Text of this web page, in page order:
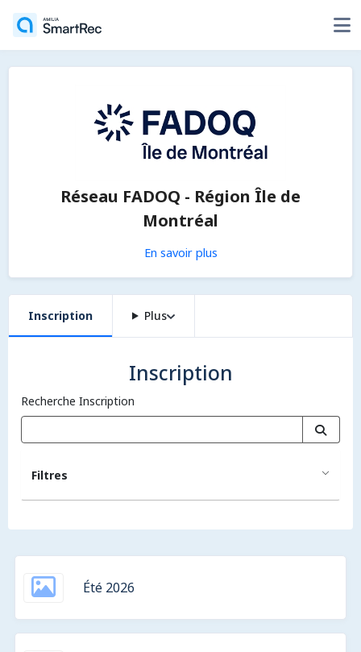
Réseau FADOQ - Région Île de
Montréal
En savoir plus
Inscription Plus
Inscription
Recherche Inscription
Filtres
Été 2026